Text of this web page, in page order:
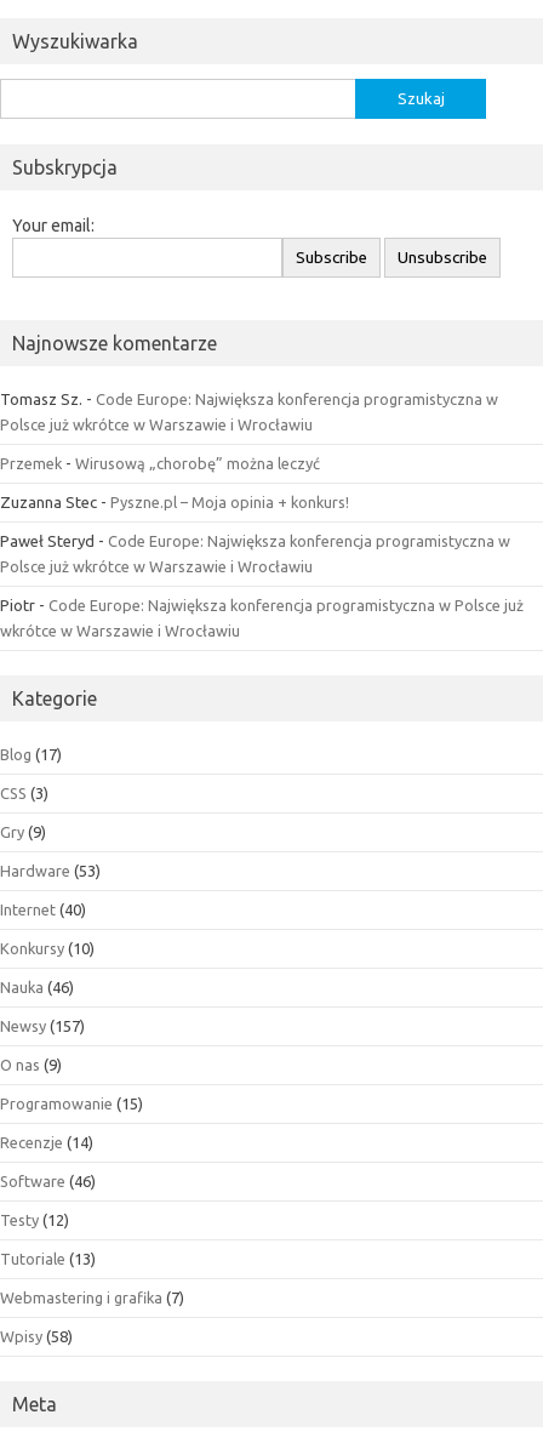
Wyszukiwarka
Subskrypcja
Your email:
Najnowsze komentarze
Tomasz Sz. - Code Europe: Największa konferencja programistyczna w
Polsce już wkrótce w Warszawie i Wrocławiu
Przemek - Wirusową „chorobę” można leczyć
Zuzanna Stec - Pyszne.pl – Moja opinia + konkurs!
Paweł Steryd - Code Europe: Największa konferencja programistyczna w
Polsce już wkrótce w Warszawie i Wrocławiu
Piotr - Code Europe: Największa konferencja programistyczna w Polsce już
wkrótce w Warszawie i Wrocławiu
Kategorie
Blog (17)
CSS (3)
Gry (9)
Hardware (53)
Internet (40)
Konkursy (10)
Nauka (46)
Newsy (157)
O nas (9)
Programowanie (15)
Recenzje (14)
Software (46)
Testy (12)
Tutoriale (13)
Webmastering i grafika (7)
Wpisy (58)
Meta